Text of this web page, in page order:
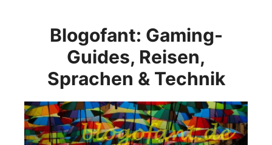
Blogofant: Gaming-
Guides, Reisen,
Sprachen & Technik